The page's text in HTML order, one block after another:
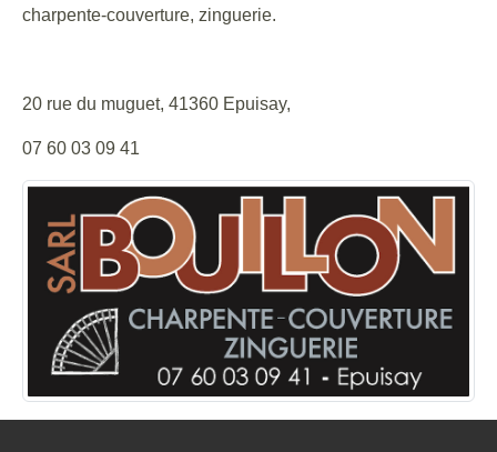
charpente-couverture, zinguerie.
20 rue du muguet, 41360 Epuisay,
07 60 03 09 41